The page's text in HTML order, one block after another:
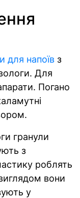
для напоїв з
Для
Погано
гранули
з
роблять
вони
у